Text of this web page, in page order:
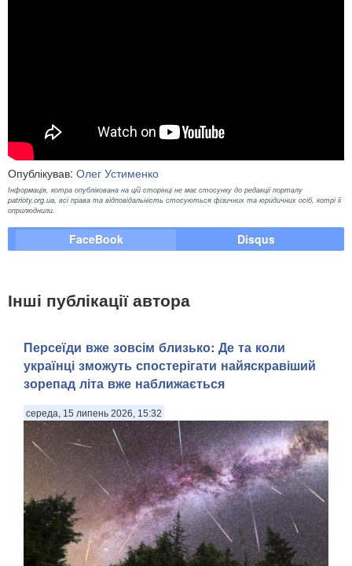
Опублікував: Олег Устименко
Інформація, котра опублікована на цій сторінці не має стосунку до редакції порталу
patrioty.org.ua, всі права та відповідальність стосуються фізичних та юридичних осіб, котрі її
оприлюднили.
FaceBook Disqus
Інші публікації автора
Персеїди вже зовсім близько: Де та коли
українці зможуть спостерігати найяскравіший
зорепад літа вже наближається
середа, 15 липень 2026, 15:32